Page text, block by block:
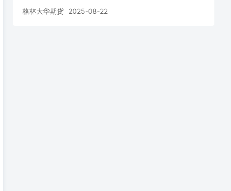
格林大华期货 2025-08-22